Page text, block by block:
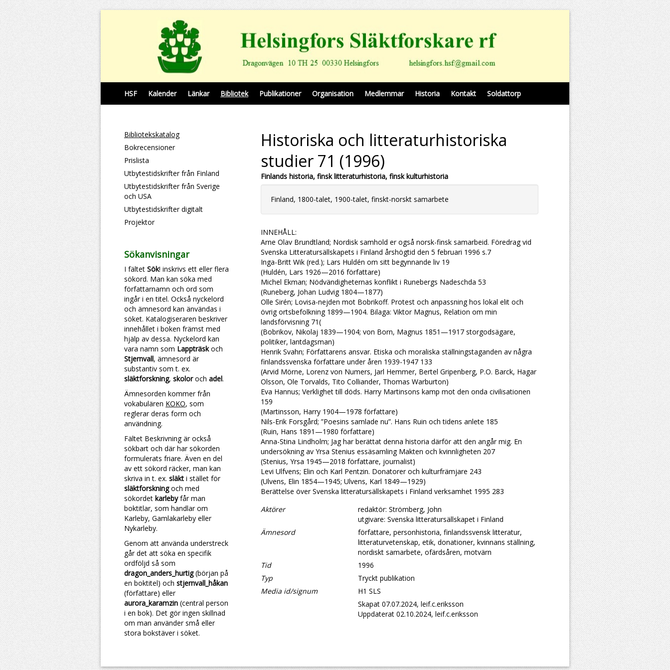
HSF Kalender Länkar Bibliotek Publikationer Organisation Medlemmar Historia Kontakt Soldattorp
Bibliotekskatalog
Bokrecensioner
Prislista
Utbytestidskrifter från Finland
Utbytestidskrifter från Sverige
och USA
Utbytestidskrifter digitalt
Projektor
Sökanvisningar
I fältet Sök! inskrivs ett eller flera
sökord. Man kan söka med
författarnamn och ord som
ingår i en titel. Också nyckelord
och ämnesord kan änvändas i
söket. Katalogiseraren beskriver
innehållet i boken främst med
hjälp av dessa. Nyckelord kan
vara namn som Lappträskoch
Stjernvall, ämnesord är
substantiv som t. ex.
släktforskning, skoloroch adel.
Ämnesorden kommer från
vokabulären KOKO, som
reglerar deras form och
användning.
Fältet Beskrivning är också
sökbart och där har sökorden
formulerats friare. Även en del
av ett sökord räcker, man kan
skriva in t. ex. släkt i stället för
släktforskningoch med
sökordet karlebyfår man
boktitlar, som handlar om
Karleby, Gamlakarleby eller
Nykarleby.
Genom att använda understreck
går det att söka en specifik
ordföljd så som
dragon_anders_hurtig(början på
en boktitel) och stjernvall_håkan
(författare) eller
aurora_karamzin (central person
i en bok). Det gör ingen skillnad
om man använder små eller
stora bokstäver i söket.
Historiska och litteraturhistoriska
studier 71 (1996)
Finlands historia, finsk litteraturhistoria, finsk kulturhistoria
Finland, 1800-talet, 1900-talet, finskt-norskt samarbete
INNEHÅLL:
Arne Olav Brundtland; Nordisk samhold er også norsk-finsk samarbeid. Föredrag vid
Svenska Litteratursällskapets i Finland årshögtid den 5 februari 1996 s.7
Inga-Britt Wik (red.); Lars Huldén om sitt begynnande liv 19
(Huldén, Lars 1926—2016 författare)
Michel Ekman; Nödvändigheternas konflikt i Runebergs Nadeschda 53
(Runeberg, Johan Ludvig 1804—1877)
Olle Sirén; Lovisa-nejden mot Bobrikoff. Protest och anpassning hos lokal elit och
övrig ortsbefolkning 1899—1904. Bilaga: Viktor Magnus, Relation om min
landsförvisning 71(
(Bobrikov, Nikolaj 1839—1904; von Born, Magnus 1851—1917 storgodsägare,
politiker, lantdagsman)
Henrik Svahn; Författarens ansvar. Etiska och moraliska ställningstaganden av några
finlandssvenska författare under åren 1939-1947 133
(Arvid Mörne, Lorenz von Numers, Jarl Hemmer, Bertel Gripenberg, P.O. Barck, Hagar
Olsson, Ole Torvalds, Tito Colliander, Thomas Warburton)
Eva Hannus; Verklighet till döds. Harry Martinsons kamp mot den onda civilisationen
159
(Martinsson, Harry 1904—1978 författare)
Nils-Erik Forsgård; ”Poesins samlade nu”. Hans Ruin och tidens anlete 185
(Ruin, Hans 1891—1980 författare)
Anna-Stina Lindholm; Jag har berättat denna historia därför att den angår mig. En
undersökning av Yrsa Stenius essäsamling Makten och kvinnligheten 207
(Stenius, Yrsa 1945—2018 författare, journalist)
Levi Ulfvens; Elin och Karl Pentzin. Donatorer och kulturfrämjare 243
(Ulvens, Elin 1854—1945; Ulvens, Karl 1849—1929)
Berättelse över Svenska litteratursällskapets i Finland verksamhet 1995 283
Aktörer
redaktör: Strömberg, John
utgivare: Svenska litteratursällskapet i Finland
Ämnesord
författare, personhistoria, finlandssvensk litteratur,
litteraturvetenskap, etik, donationer, kvinnans ställning,
nordiskt samarbete, ofärdsåren, motvärn
Tid
1996
Typ
Tryckt publikation
Media id/signum
H1 SLS
Skapat 07.07.2024, leif.c.eriksson
Uppdaterat 02.10.2024, leif.c.eriksson